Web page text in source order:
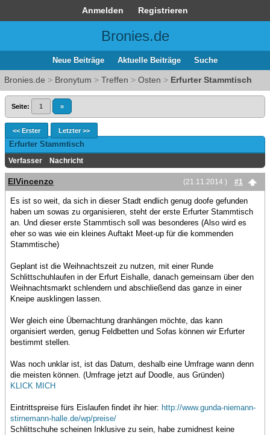
Anmelden Registrieren
Bronies.de
Neue Beiträge Aktuelle Beiträge Suche
Bronies.de > Bronytum > Treffen > Osten > Erfurter Stammtisch
Seite: 1 »
<< Erster Letzter >>
Erfurter Stammtisch
Verfasser Nachricht
(21.11.2014 ) #1
ElVincenzo
Es ist so weit, da sich in dieser Stadt endlich genug doofe gefunden
haben um sowas zu organisieren, steht der erste Erfurter Stammtisch
an. Und dieser erste Stammtisch soll was besonderes (Also wird es
eher so was wie ein kleines Auftakt Meet-up für die kommenden
Stammtische)
Geplant ist die Weihnachtszeit zu nutzen, mit einer Runde
Schlittschuhlaufen in der Erfurt Eishalle, danach gemeinsam über den
Weihnachtsmarkt schlendern und abschließend das ganze in einer
Kneipe ausklingen lassen.
Wer gleich eine Übernachtung dranhängen möchte, das kann
organisiert werden, genug Feldbetten und Sofas können wir Erfurter
bestimmt stellen.
Was noch unklar ist, ist das Datum, deshalb eine Umfrage wann denn
die meisten können. (Umfrage jetzt auf Doodle, aus Gründen)
KLICK MICH
Eintrittspreise fürs Eislaufen findet ihr hier: http://www.gunda-niemann-
stirnemann-halle.de/wp/preise/
Schlittschuhe scheinen Inklusive zu sein, habe zumidnest keine